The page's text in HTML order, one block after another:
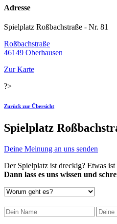
Adresse
Spielplatz Roßbachstraße - Nr. 81
Roßbachstraße
46149 Oberhausen
Zur Karte
?>
Zurück zur Übersicht
Spielplatz
Deine Meinung an uns senden
Der Spielplatz ist dreckig? Etwas ist
Dann lass es uns wissen und